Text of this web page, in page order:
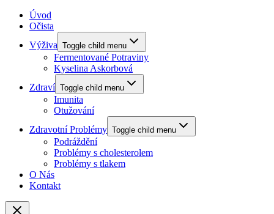
Úvod
Očista
Výživa Toggle child menu
Fermentované Potraviny
Kyselina Askorbová
Zdraví Toggle child menu
Imunita
Otužování
Zdravotní Problémy Toggle child menu
Podráždění
Problémy s cholesterolem
Problémy s tlakem
O Nás
Kontakt